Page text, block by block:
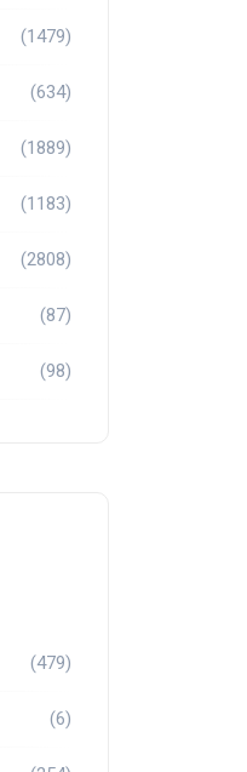
(1479)
(634)
(1889)
(1183)
(2808)
(87)
(98)
(479)
(6)